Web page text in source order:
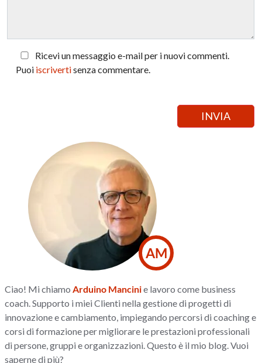
Ricevi un messaggio e-mail per i nuovi commenti.
Puoi iscrivertisenza commentare.
AM
Ciao! Mi chiamo Arduino Mancinie lavoro come business
coach. Supporto i miei Clienti nella gestione di progetti di
innovazione e cambiamento, impiegando percorsi di coaching e
corsi di formazione per migliorare le prestazioni professionali
di persone, gruppi e organizzazioni. Questo è il mio blog. Vuoi
saperne di più?